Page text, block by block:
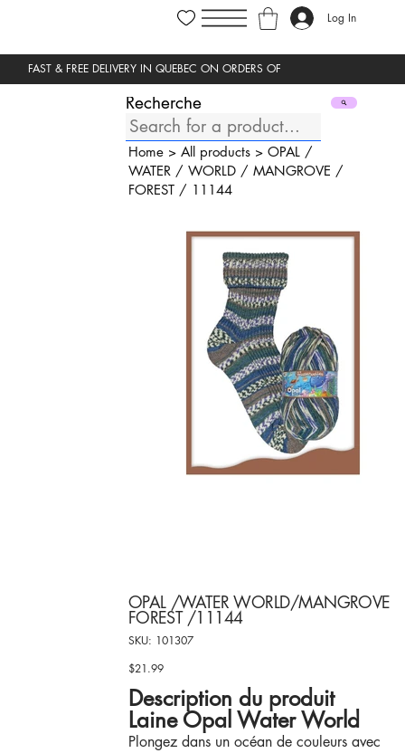
Log In
Recherche
Home> All products> OPAL /
WATER / WORLD / MANGROVE /
FOREST / 11144
OPAL /WATER WORLD/MANGROVE
FOREST /11144
SKU:
SKU
101307
101307
Price
$21.99
Description du produit
Laine Opal Water World
Plongez dans un océan de couleurs avec